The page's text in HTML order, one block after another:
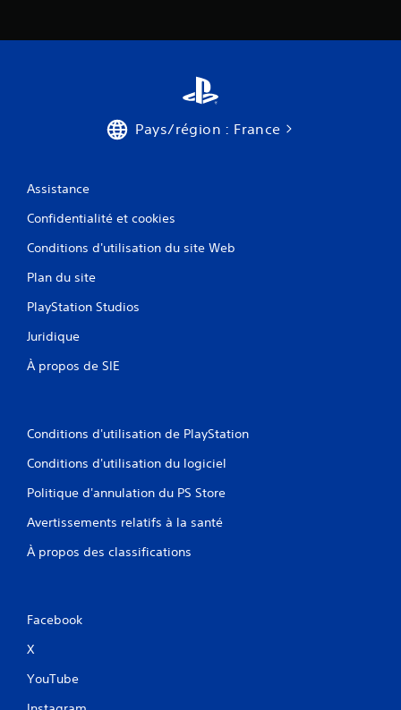
Pays/région : France
Assistance
Confidentialité et cookies
Conditions d'utilisation du site Web
Plan du site
PlayStation Studios
Juridique
À propos de SIE
Conditions d'utilisation de PlayStation
Conditions d'utilisation du logiciel
Politique d'annulation du PS Store
Avertissements relatifs à la santé
À propos des classifications
Facebook
X
YouTube